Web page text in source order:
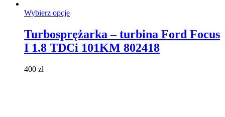
Wybierz opcjeTen
wiele
wariantów.
Turbosprężarka – turbina Ford Focus
I 1.8 TDCi 101KM 802418
400 zł